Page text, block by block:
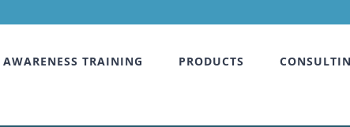
AWARENESS TRAINING PRODUCTS